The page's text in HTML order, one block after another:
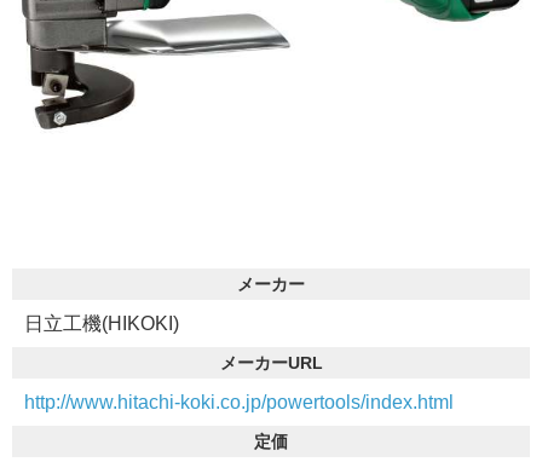
メーカー
日立工機(HIKOKI)
メーカーURL
http://www.hitachi-koki.co.jp/powertools/index.html
定価